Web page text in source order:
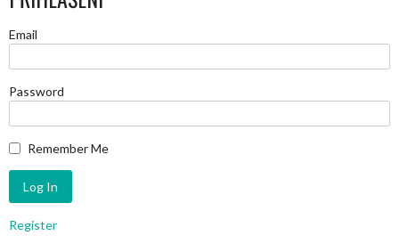
Email
Password
Remember Me
Register